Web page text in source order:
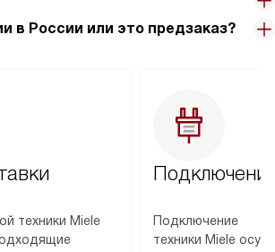
в России или это предзаказ?
техники Miele
Подключение
техники Miele